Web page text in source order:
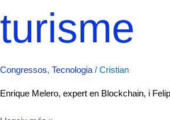
turisme
Congressos, Tecnologia / Cristian
Enrique Melero, expert en Blockchain, i